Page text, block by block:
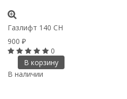
Газлифт 140 CH
900 ₽
0
В корзину
В наличии